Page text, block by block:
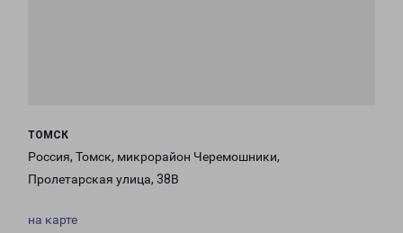
ТОМСК
Россия, Томск, микрорайон Черемошники,
Пролетарская улица, 38В
на карте